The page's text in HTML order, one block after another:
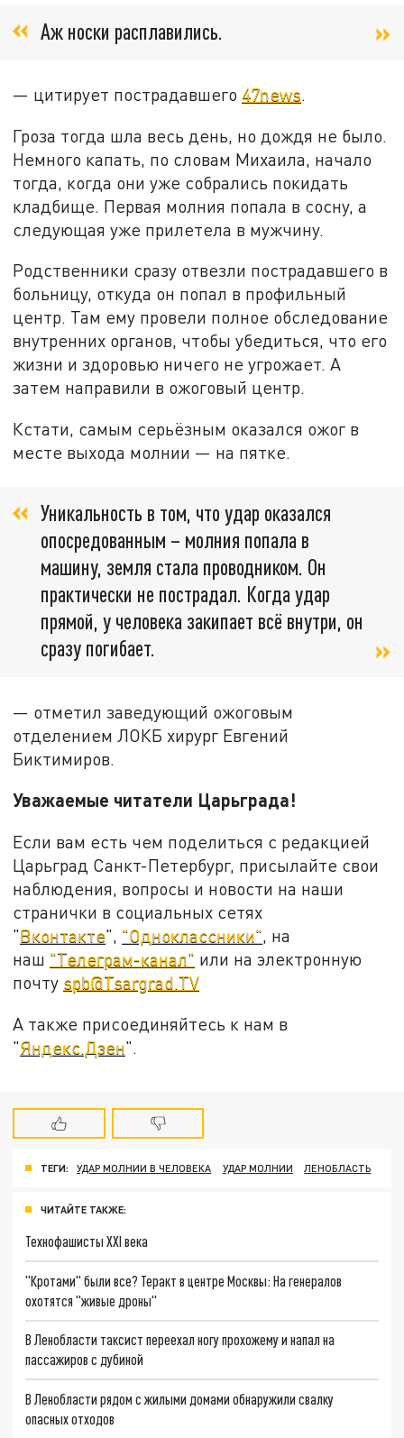
Аж носки расплавились.
— цитирует пострадавшего 47news.
Гроза тогда шла весь день, но дождя не было.
Немного капать, по словам Михаила, начало
тогда, когда они уже собрались покидать
кладбище. Первая молния попала в сосну, а
следующая уже прилетела в мужчину.
Родственники сразу отвезли пострадавшего в
больницу, откуда он попал в профильный
центр. Там ему провели полное обследование
внутренних органов, чтобы убедиться, что его
жизни и здоровью ничего не угрожает. А
затем направили в ожоговый центр.
Кстати, самым серьёзным оказался ожог в
месте выхода молнии — на пятке.
Уникальность в том, что удар оказался
опосредованным – молния попала в
машину, земля стала проводником. Он
практически не пострадал. Когда удар
прямой, у человека закипает всё внутри, он
сразу погибает.
— отметил заведующий ожоговым
отделением ЛОКБ хирург Евгений
Биктимиров.
Уважаемые читатели Царьграда!
Если вам есть чем поделиться с редакцией
Царьград Санкт-Петербург, присылайте свои
наблюдения, вопросы и новости на наши
странички в социальных сетях
"Вконтакте", "Одноклассники", на
наш "Телеграм-канал" или на электронную
почту spb@Tsargrad.TV
А также присоединяйтесь к нам в
"Яндекс.Дзен".
ТЕГИ: УДАР МОЛНИИ В ЧЕЛОВЕКА УДАР МОЛНИИ ЛЕНОБЛАСТЬ
ЧИТАЙТЕ ТАКЖЕ:
Технофашисты XXI века
"Кротами" были все? Теракт в центре Москвы: На генералов
охотятся "живые дроны"
В Ленобласти таксист переехал ногу прохожему и напал на
пассажиров с дубиной
В Ленобласти рядом с жилыми домами обнаружили свалку
опасных отходов